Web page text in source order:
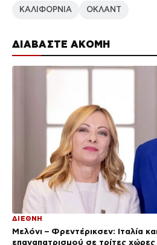
ΔΙΑΒΑΣΤΕ ΑΚΟΜΗ
ΔΙΕΘΝΗ
Μελόνι – Φρεντέρικσεν: Ιταλία
επαναπατρισμού σε τρίτες χώρες
ΚΑΛΙΦΟΡΝΙΑ ΟΚΛΑΝΤ